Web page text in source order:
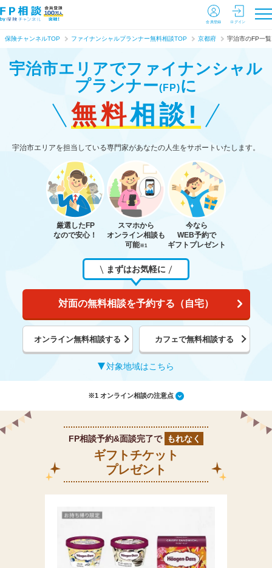
会員登録 ログイン
保険チャンネルTOP ファイナンシャルプランナー無料相談TOP 京都府 宇治市のFP一覧
宇治市エリアでファイナンシャル
プランナー(FP)に
無料相談!
宇治市エリアを担当している専門家があなたの人生をサポートいたします。
厳選したFP
なので安心！
スマホから
オンライン相談も
可能※1
今なら
WEB予約で
ギフトプレゼント
まずはお気軽に
対面の無料相談を予約する（自宅）
オンライン無料相談する カフェで無料相談する
対象地域はこちら
※1 オンライン相談の注意点
FP相談予約&面談完了で もれなく
ギフトチケット
プレゼント